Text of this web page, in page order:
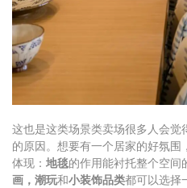
这也是这类场景类卖场很多人会觉
的原因。想要有一个居家的好氛围，
体现： 地毯的作用能衬托整个空间
画，潮玩和小装饰品类都可以选择